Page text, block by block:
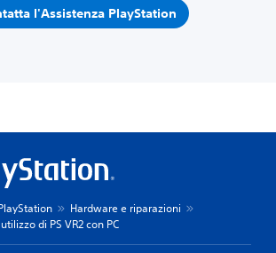
l'Assistenza PlayStation
Hardware e riparazioni
di PS VR2 con PC